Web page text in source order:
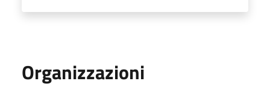
Organizzazioni